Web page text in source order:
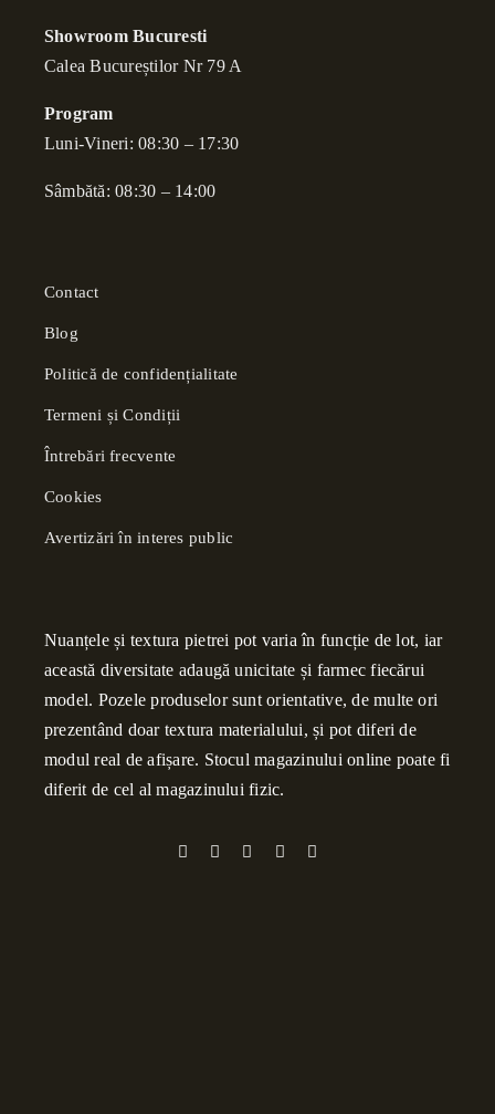
Showroom Bucuresti
Calea Bucureștilor Nr 79 A
Program
Luni-Vineri: 08:30 – 17:30
Sâmbătă: 08:30 – 14:00
Contact
Blog
Politică de confidențialitate
Termeni și Condiții
Întrebări frecvente
Cookies
Avertizări în interes public
Nuanțele și textura pietrei pot varia în funcție de lot, iar
această diversitate adaugă unicitate și farmec fiecărui
model. Pozele produselor sunt orientative, de multe ori
prezentând doar textura materialului, și pot diferi de
modul real de afișare. Stocul magazinului online poate fi
diferit de cel al magazinului fizic.